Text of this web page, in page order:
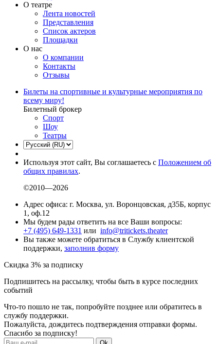
О театре
Лента новостей
Представления
Список актеров
Площадки
О нас
О компании
Контакты
Отзывы
Билеты на спортивные и культурные мероприятия по
всему миру!
Билетный брокер
Спорт
Шоу
Театры
Используя этот сайт, Вы соглашаетесь с Положением об
общих правилах.
©2010—2026
Адрес офиса: г. Москва, ул. Воронцовская, д35Б, корпус
1, оф.12
Мы будем рады ответить на все Ваши вопросы:
+7 (495) 649-1331 или info@tritickets.theater
Вы также можете обратиться в Службу клиентской
поддержки, заполнив форму
Скидка 3% за подписку
Подпишитесь на рассылку, чтобы быть в курсе последних
событий
Что-то пошло не так, попробуйте позднее или обратитесь в
службу поддержки.
Пожалуйста, дождитесь подтверждения отправки формы.
Спасибо за подписку!